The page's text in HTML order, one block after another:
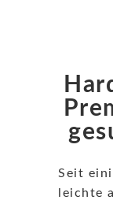
Seit
leichte